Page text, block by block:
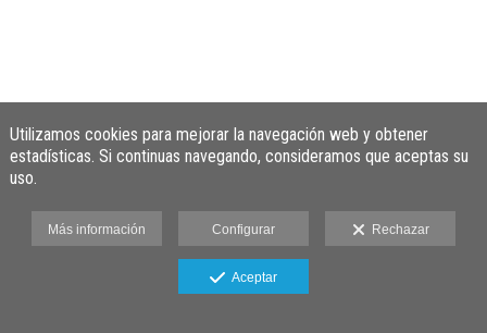
Utilizamos cookies para mejorar la navegación web y obtener
estadísticas. Si continuas navegando, consideramos que aceptas su
uso.
Más información Configurar Rechazar
Aceptar